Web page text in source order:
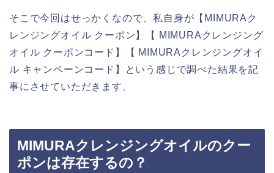
そこで今回はせっかくなので、私自身が【MIMURAク
レンジングオイル クーポン】【 MIMURAクレンジング
オイル クーポンコード】【 MIMURAクレンジングオイ
ル キャンペーンコード】という感じで調べた結果を記
事にさせていただきます。
MIMURAクレンジングオイルのクー
ポンは存在するの？